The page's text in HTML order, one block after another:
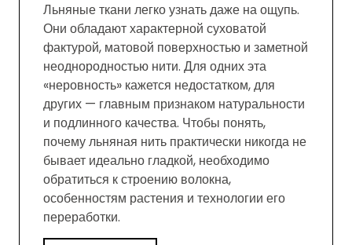
Льняные ткани легко узнать даже на ощупь.
Они обладают характерной суховатой
фактурой, матовой поверхностью и заметной
неоднородностью нити. Для одних эта
«неровность» кажется недостатком, для
других — главным признаком натуральности
и подлинного качества. Чтобы понять,
почему льняная нить практически никогда не
бывает идеально гладкой, необходимо
обратиться к строению волокна,
особенностям растения и технологии его
переработки.